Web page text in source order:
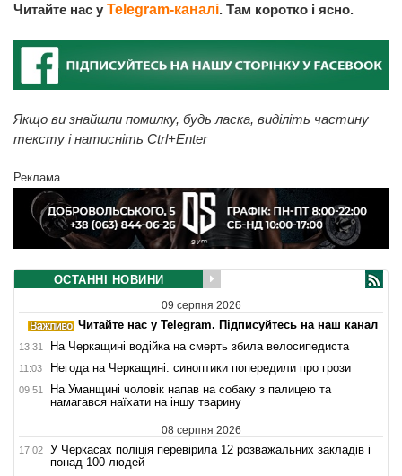
Читайте нас у Telegram-каналі. Там коротко і ясно.
Якщо ви знайшли помилку, будь ласка, виділіть частину
тексту і натисніть Ctrl+Enter
Реклама
ОСТАННІ НОВИНИ
09 серпня 2026
Читайте нас у Telegram. Підписуйтесь на наш канал
13:31 На Черкащині водійка на смерть збила велосипедиста
11:03 Негода на Черкащині: синоптики попередили про грози
09:51
На Уманщині чоловік напав на собаку з палицею та
намагався наїхати на іншу тварину
08 серпня 2026
17:02
У Черкасах поліція перевірила 12 розважальних закладів і
понад 100 людей